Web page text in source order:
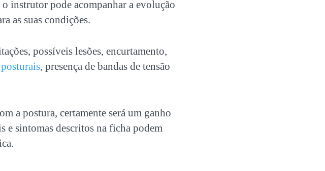
instrutor pode acompanhar a evolução
as suas condições.
possíveis lesões, encurtamento,
, presença de bandas de tensão
a postura, certamente será um ganho
e sintomas descritos na ficha podem